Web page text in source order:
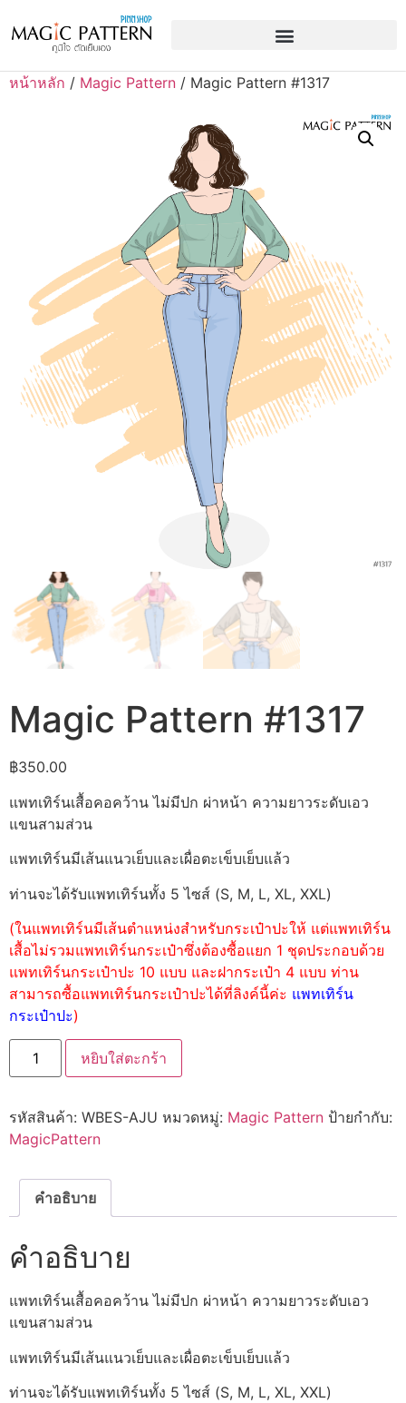
หน้าหลัก / Magic Pattern / Magic Pattern #1317
Magic Pattern #1317
฿350.00
แพทเทิร์นเสื้อคอคว้าน ไม่มีปก ผ่าหน้า ความยาวระดับเอว
แขนสามส่วน
แพทเทิร์นมีเส้นแนวเย็บและเผื่อตะเข็บเย็บแล้ว
ท่านจะได้รับแพทเทิร์นทั้ง 5 ไซส์ (S, M, L, XL, XXL)
(ในแพทเทิร์นมีเส้นตำแหน่งสำหรับกระเป๋าปะให้ แต่แพทเทิร์น
เสื้อไม่รวมแพทเทิร์นกระเป๋าซึ่งต้องซื้อแยก 1 ชุดประกอบด้วย
แพทเทิร์นกระเป๋าปะ 10 แบบ และฝากระเป๋า 4 แบบ ท่าน
สามารถซื้อแพทเทิร์นกระเป๋าปะได้ที่ลิงค์นี้ค่ะ แพทเทิร์น
กระเป๋าปะ)
หยิบใส่ตะกร้า
รหัสสินค้า: WBES-AJU หมวดหมู่: Magic Pattern ป้ายกำกับ:
MagicPattern
คำอธิบาย
คำอธิบาย
แพทเทิร์นเสื้อคอคว้าน ไม่มีปก ผ่าหน้า ความยาวระดับเอว
แขนสามส่วน
แพทเทิร์นมีเส้นแนวเย็บและเผื่อตะเข็บเย็บแล้ว
ท่านจะได้รับแพทเทิร์นทั้ง 5 ไซส์ (S, M, L, XL, XXL)